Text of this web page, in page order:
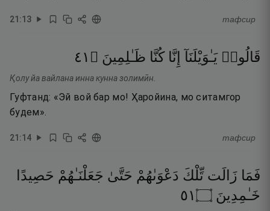
21:13 тафсир
قَالُوا۟ يَـٰوَيْلَنَآ إِنَّا كُنَّا ظَـٰلِمِينَ ۝ ١٤
Қолу йа вайлана инна кунна золимӣн.
Гуфтанд: «Эй вой бар мо! Ҳаройина, мо ситамгор
будем».
21:14 тафсир
فَمَا زَالَت تِّلْكَ دَعْوَىٰهُمْ حَتَّىٰ جَعَلْنَـٰهُمْ حَصِيدًا
خَـٰمِدِينَ ۝١٥